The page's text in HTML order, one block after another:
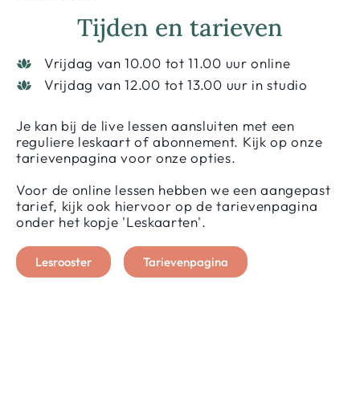
Tijden en tarieven
Vrijdag van 10.00 tot 11.00 uur online
Vrijdag van 12.00 tot 13.00 uur in studio
Je kan bij de live lessen aansluiten met een
reguliere leskaart of abonnement. Kijk op onze
tarievenpagina voor onze opties.
Voor de online lessen hebben we een aangepast
tarief, kijk ook hiervoor op de tarievenpagina
onder het kopje 'Leskaarten'.
Lesrooster Tarievenpagina